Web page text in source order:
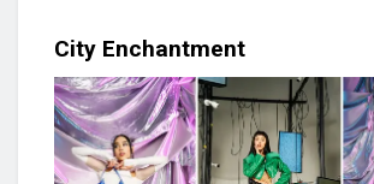
City Enchantment